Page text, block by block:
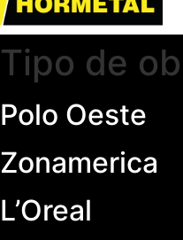
Tipo de
Polo Oeste
Zonamerica
L’Oreal